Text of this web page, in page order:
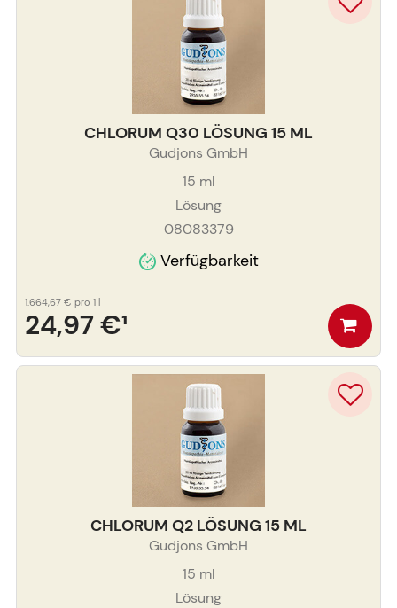
CHLORUM Q30 LÖSUNG 15 ML
Gudjons GmbH
15 ml
Lösung
08083379
Verfügbarkeit
24,97 €¹
1.664,67 € pro 1 l
CHLORUM Q2 LÖSUNG 15 ML
Gudjons GmbH
15 ml
Lösung